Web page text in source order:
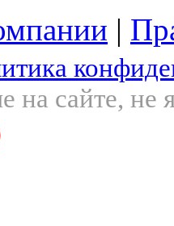
|
на сайте, не